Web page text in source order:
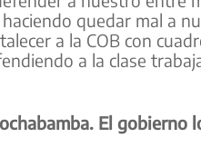
quedar mal a
a la COB con
a la clase
El gobierno